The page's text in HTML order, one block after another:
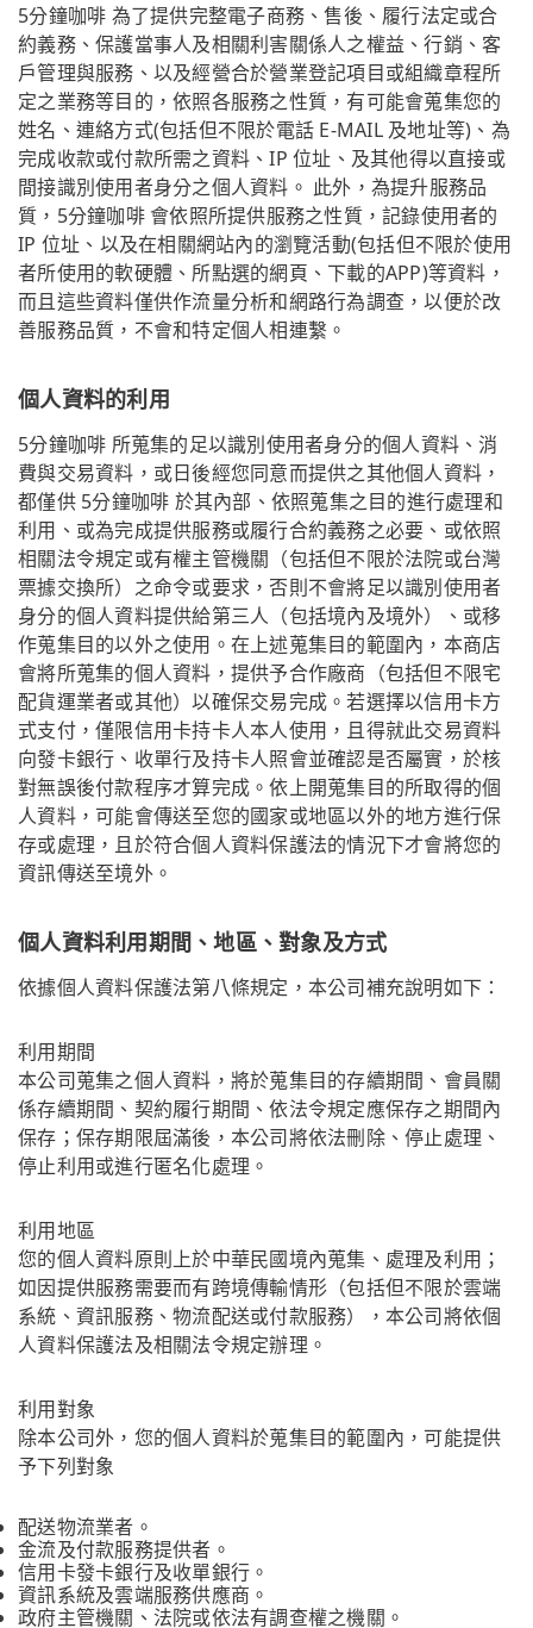
5分鐘咖啡 為了提供完整電子商務、售後、履行法定或合
約義務、保護當事人及相關利害關係人之權益、行銷、客
戶管理與服務、以及經營合於營業登記項目或組織章程所
定之業務等目的，依照各服務之性質，有可能會蒐集您的
姓名、連絡方式(包括但不限於電話 E-MAIL 及地址等)、為
完成收款或付款所需之資料、IP 位址、及其他得以直接或
間接識別使用者身分之個人資料。 此外，為提升服務品
質，5分鐘咖啡 會依照所提供服務之性質，記錄使用者的
IP 位址、以及在相關網站內的瀏覽活動(包括但不限於使用
者所使用的軟硬體、所點選的網頁、下載的APP)等資料，
而且這些資料僅供作流量分析和網路行為調查，以便於改
善服務品質，不會和特定個人相連繫。
個人資料的利用
5分鐘咖啡 所蒐集的足以識別使用者身分的個人資料、消
費與交易資料，或日後經您同意而提供之其他個人資料，
都僅供 5分鐘咖啡 於其內部、依照蒐集之目的進行處理和
利用、或為完成提供服務或履行合約義務之必要、或依照
相關法令規定或有權主管機關（包括但不限於法院或台灣
票據交換所）之命令或要求，否則不會將足以識別使用者
身分的個人資料提供給第三人（包括境內及境外）、或移
作蒐集目的以外之使用。在上述蒐集目的範圍內，本商店
會將所蒐集的個人資料，提供予合作廠商（包括但不限宅
配貨運業者或其他）以確保交易完成。若選擇以信用卡方
式支付，僅限信用卡持卡人本人使用，且得就此交易資料
向發卡銀行、收單行及持卡人照會並確認是否屬實，於核
對無誤後付款程序才算完成。依上開蒐集目的所取得的個
人資料，可能會傳送至您的國家或地區以外的地方進行保
存或處理，且於符合個人資料保護法的情況下才會將您的
資訊傳送至境外。
個人資料利用期間、地區、對象及方式
依據個人資料保護法第八條規定，本公司補充說明如下：
利用期間
本公司蒐集之個人資料，將於蒐集目的存續期間、會員關
係存續期間、契約履行期間、依法令規定應保存之期間內
保存；保存期限屆滿後，本公司將依法刪除、停止處理、
停止利用或進行匿名化處理。
利用地區
您的個人資料原則上於中華民國境內蒐集、處理及利用；
如因提供服務需要而有跨境傳輸情形（包括但不限於雲端
系統、資訊服務、物流配送或付款服務），本公司將依個
人資料保護法及相關法令規定辦理。
利用對象
除本公司外，您的個人資料於蒐集目的範圍內，可能提供
予下列對象
配送物流業者。
金流及付款服務提供者。
信用卡發卡銀行及收單銀行。
資訊系統及雲端服務供應商。
政府主管機關、法院或依法有調查權之機關。